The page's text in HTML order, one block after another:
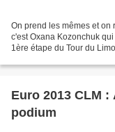
On prend les mêmes et on
c'est Oxana Kozonchuk
1ère étape du Tour du
Euro 2013 CLM :
podium